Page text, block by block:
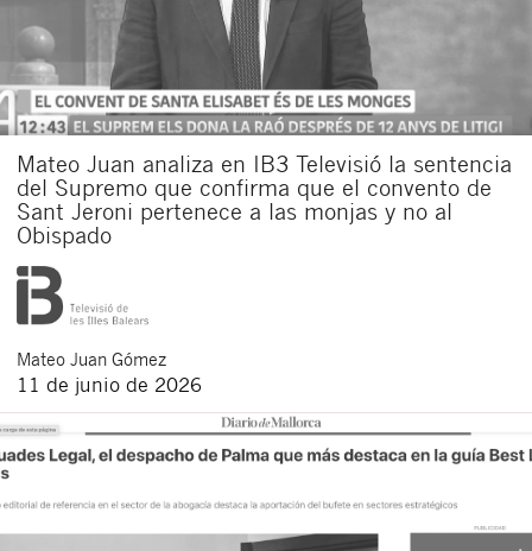
Mateo Juan analiza en IB3 Televisió la sentencia
del Supremo que confirma que el convento de
Sant Jeroni pertenece a las monjas y no al
Obispado
Mateo Juan Gómez
11 de junio de 2026